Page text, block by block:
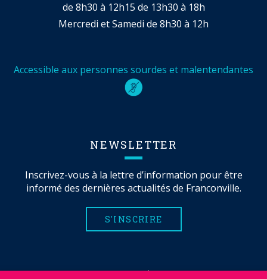
de 8h30 à 12h15 de 13h30 à 18h
Mercredi et Samedi de 8h30 à 12h
Accessible aux personnes sourdes et malentendantes
NEWSLETTER
Inscrivez-vous à la lettre d’information pour être
informé des dernières actualités de Franconville.
S'INSCRIRE
MENTIONS LÉGALES